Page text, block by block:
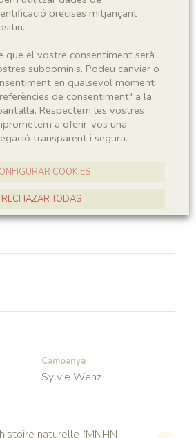
Phyllum
Spermatophyta
Classe
Magnoliopsida
Familia
Campanya
Sylvie Wenz
naturelle (MNHN
precises mitjançant
que el vostre consentiment serà
subdominis. Podeu canviar o
en qualsevol moment
de consentiment" a la
Respectem les vostres
a oferir-vos una
transparent i segura.
COOKIES
RECHAZAR TODAS
ACCEPTAR TOTES